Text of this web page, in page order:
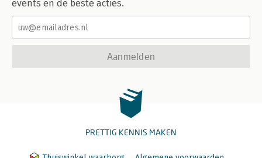
events en de beste acties.
Aanmelden
PRETTIG KENNIS MAKEN